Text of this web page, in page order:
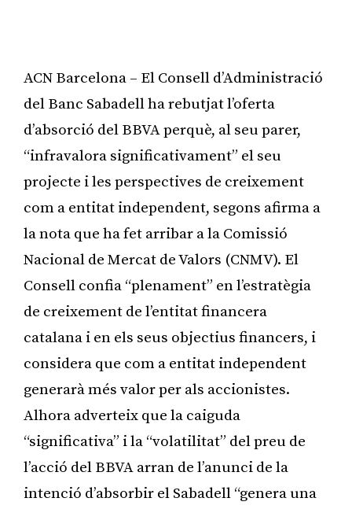
ACN Barcelona – El Consell d’Administració
del Banc Sabadell ha rebutjat l’oferta
d’absorció del BBVA perquè, al seu parer,
“infravalora significativament” el seu
projecte i les perspectives de creixement
com a entitat independent, segons afirma a
la nota que ha fet arribar a la Comissió
Nacional de Mercat de Valors (CNMV). El
Consell confia “plenament” en l’estratègia
de creixement de l’entitat financera
catalana i en els seus objectius financers, i
considera que com a entitat independent
generarà més valor per als accionistes.
Alhora adverteix que la caiguda
“significativa” i la “volatilitat” del preu de
l’acció del BBVA arran de l’anunci de la
intenció d’absorbir el Sabadell “genera una